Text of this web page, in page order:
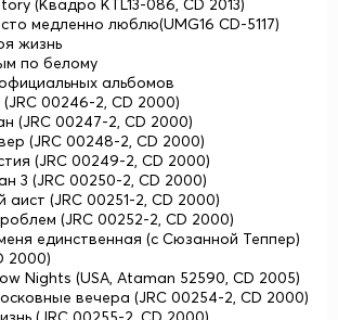
(Квадро KTL13-086, CD 2013)
медленно люблю(UMG16 CD-5117)
жизнь
по белому
альбомов
(JRC 00246-2, CD 2000)
(JRC 00247-2, CD 2000)
(JRC 00248-2, CD 2000)
(JRC 00249-2, CD 2000)
3 (JRC 00250-2, CD 2000)
аист (JRC 00251-2, CD 2000)
(JRC 00252-2, CD 2000)
единственная (с Сюзанной Теппер)
2000)
Nights (USA, Ataman 52590, CD 2005)
вечера (JRC 00254-2, CD 2000)